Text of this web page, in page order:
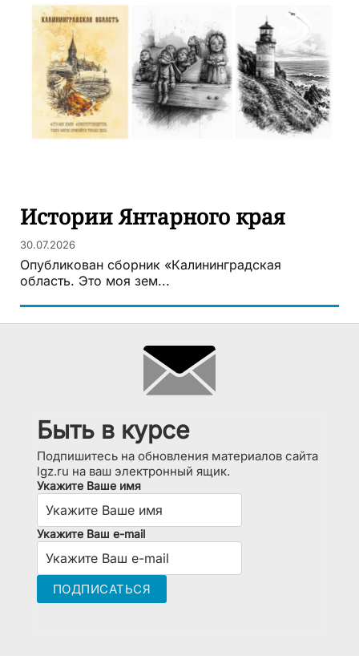
Истории Янтарного края
30.07.2026
Опубликован сборник «Калининградская
область. Это моя зем...
Быть в курсе
Подпишитесь на обновления материалов сайта
lgz.ru на ваш электронный ящик.
Укажите Ваше имя
Укажите Ваш e-mail